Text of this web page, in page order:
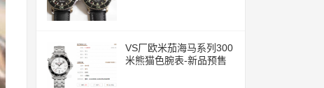
VS厂欧米茄海马系列300
米熊猫色腕表-新品预售